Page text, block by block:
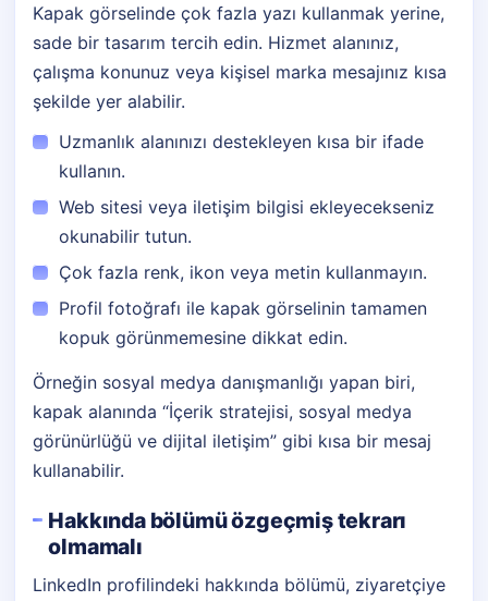
Kapak görselinde çok fazla yazı kullanmak yerine,
sade bir tasarım tercih edin. Hizmet alanınız,
çalışma konunuz veya kişisel marka mesajınız kısa
şekilde yer alabilir.
Uzmanlık alanınızı destekleyen kısa bir ifade
kullanın.
Web sitesi veya iletişim bilgisi ekleyecekseniz
okunabilir tutun.
Çok fazla renk, ikon veya metin kullanmayın.
Profil fotoğrafı ile kapak görselinin tamamen
kopuk görünmemesine dikkat edin.
Örneğin sosyal medya danışmanlığı yapan biri,
kapak alanında “İçerik stratejisi, sosyal medya
görünürlüğü ve dijital iletişim” gibi kısa bir mesaj
kullanabilir.
Hakkında bölümü özgeçmiş tekrarı
olmamalı
LinkedIn profilindeki hakkında bölümü, ziyaretçiye